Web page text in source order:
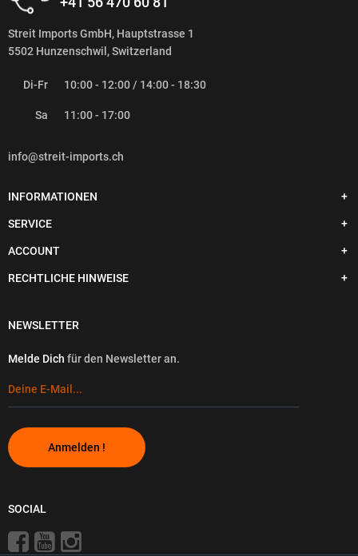
Streit Imports GmbH, Hauptstrasse 1
5502 Hunzenschwil, Switzerland
Di-Fr 10:00 - 12:00 / 14:00 - 18:30
Sa 11:00 - 17:00
info@streit-imports.ch
INFORMATIONEN
SERVICE
ACCOUNT
RECHTLICHE HINWEISE
NEWSLETTER
Melde Dich für den Newsletter an.
Anmelden !
SOCIAL